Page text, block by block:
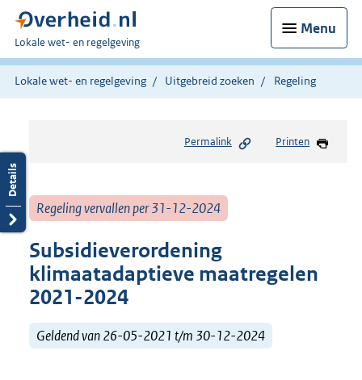
Menu
U
bent
hier:
Lokale wet- en regelgeving
Lokale wet- en regelgeving Uitgebreid zoeken Regeling
Permalink Printen
Regeling vervallen per 31-12-2024
Subsidieverordening
klimaatadaptieve maatregelen
2021-2024
Geldend van 26-05-2021 t/m 30-12-2024